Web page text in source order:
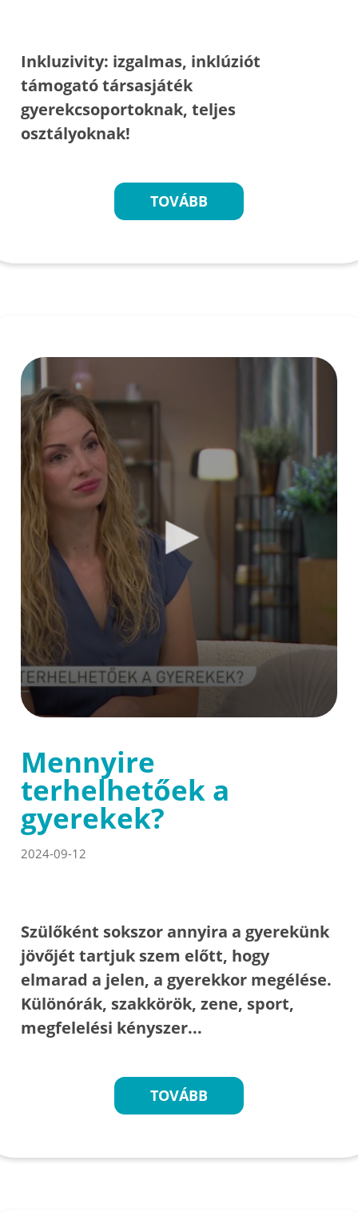
Inkluzivity: izgalmas, inklúziót
támogató társasjáték
gyerekcsoportoknak, teljes
osztályoknak!
TOVÁBB
Mennyire
terhelhetőek a
gyerekek?
2024-09-12
Szülőként sokszor annyira a gyerekünk
jövőjét tartjuk szem előtt, hogy
elmarad a jelen, a gyerekkor megélése.
Különórák, szakkörök, zene, sport,
megfelelési kényszer...
TOVÁBB